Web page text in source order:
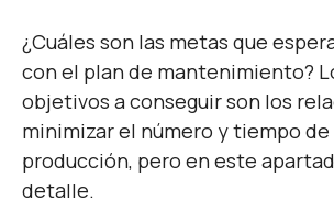
¿Cuáles son las metas que
con el plan de mantenimiento?
objetivos a conseguir son los
minimizar el número y tiempo de
producción, pero en este
detalle.